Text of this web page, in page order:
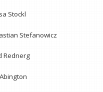
Stockl
Stefanowicz
Rednerg